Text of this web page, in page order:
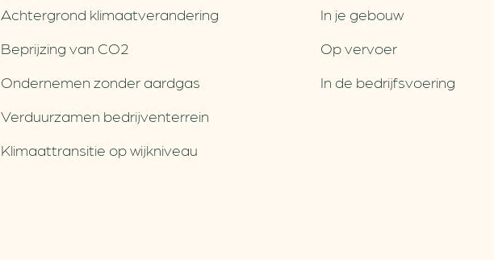
Achtergrond klimaatverandering
Beprijzing van CO2
Ondernemen zonder aardgas
Verduurzamen bedrijventerrein
Klimaattransitie op wijkniveau
In je gebouw
Op vervoer
In de bedrijfsvoering